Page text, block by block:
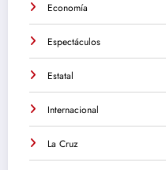
Economía
Espectáculos
Estatal
Internacional
La Cruz